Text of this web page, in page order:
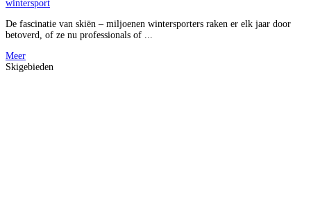
wintersport
De fascinatie van skiën – miljoenen wintersporters raken er elk jaar door
betoverd, of ze nu professionals of ...
Meer
Skigebieden